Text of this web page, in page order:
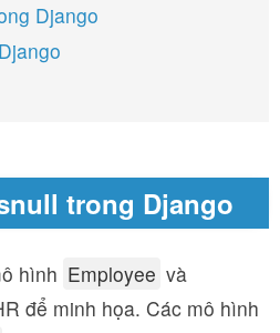
Django
trong Django
hình Employee và
để minh họa. Các mô hình